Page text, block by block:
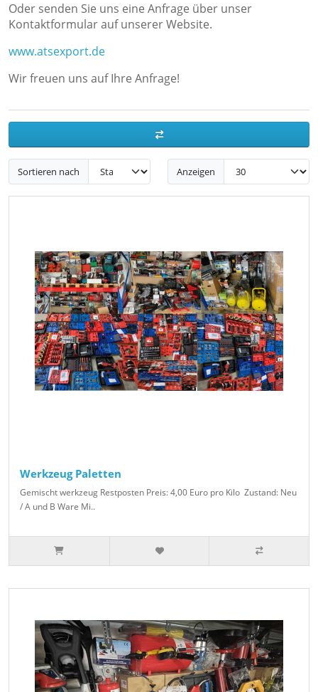
Oder senden Sie uns eine Anfrage über unser
Kontaktformular auf unserer Website.
www.atsexport.de
Wir freuen uns auf Ihre Anfrage!
Sortieren nach Anzeigen
Werkzeug Paletten
Gemischt werkzeug Restposten Preis: 4,00 Euro pro Kilo Zustand: Neu
/ A und B Ware Mi..